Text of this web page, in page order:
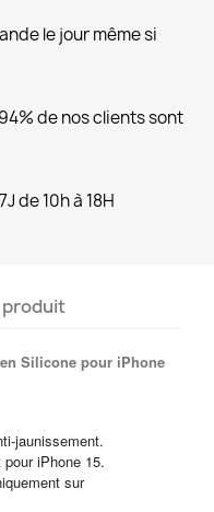
le jour même si
de nos clients sont
de 10h à 18H
produit
Silicone pour iPhone
jaunissement.
iPhone 15.
sur